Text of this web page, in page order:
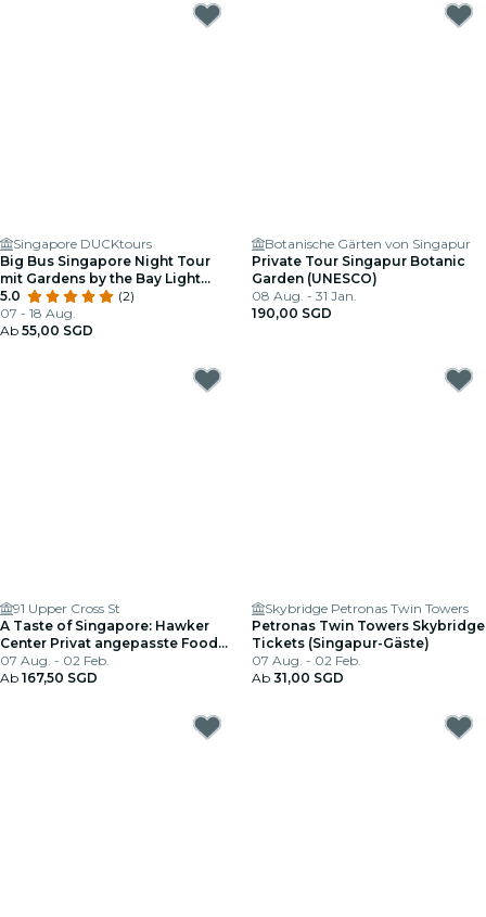
Singapore DUCKtours
Big Bus Singapore Night Tour
mit Gardens by the Bay Light
Show
5.0
(2)
07 - 18 Aug.
Ab 55,00 SGD
Botanische Gärten von Singapur
Private Tour Singapur Botanic
Garden (UNESCO)
08 Aug. - 31 Jan.
190,00 SGD
91 Upper Cross St
A Taste of Singapore: Hawker
Center Privat angepasste Food
Tour
07 Aug. - 02 Feb.
Ab 167,50 SGD
Skybridge Petronas Twin Towers
Petronas Twin Towers Skybridge
Tickets (Singapur-Gäste)
07 Aug. - 02 Feb.
Ab 31,00 SGD